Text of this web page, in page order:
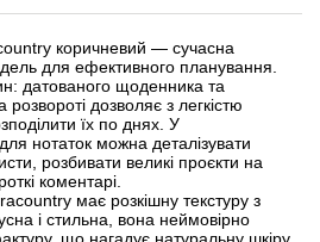
коричневий — сучасна
для ефективного планування.
датованого щоденника та
дозволяє з легкістю
їх по днях. У
нотаток можна деталізувати
розбивати великі проєкти на
коментарі.
має розкішну текстуру з
і стильна, вона неймовірно